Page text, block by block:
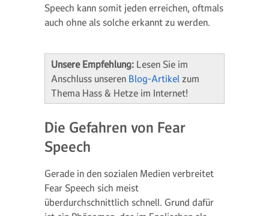
Speech kann somit jeden erreichen, oftmals
auch ohne als solche erkannt zu werden.
Unsere Empfehlung: Lesen Sie im
Anschluss unseren Blog-Artikel zum
Thema Hass & Hetze im Internet!
Die Gefahren von Fear
Speech
Gerade in den sozialen Medien verbreitet
Fear Speech sich meist
überdurchschnittlich schnell. Grund dafür